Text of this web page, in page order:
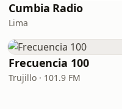
Cumbia Radio
Lima
Frecuencia 100
Trujillo · 101.9 FM